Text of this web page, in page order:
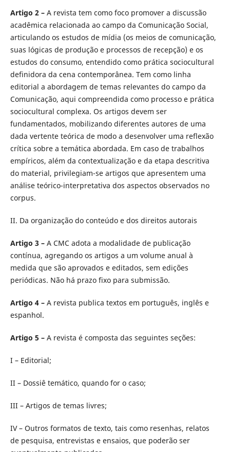
Artigo 2 –A revista tem como foco promover a discussão
acadêmica relacionada ao campo da Comunicação Social,
articulando os estudos de mídia (os meios de comunicação,
suas lógicas de produção e processos de recepção) e os
estudos do consumo, entendido como prática sociocultural
definidora da cena contemporânea. Tem como linha
editorial a abordagem de temas relevantes do campo da
Comunicação, aqui compreendida como processo e prática
sociocultural complexa. Os artigos devem ser
fundamentados, mobilizando diferentes autores de uma
dada vertente teórica de modo a desenvolver uma reflexão
crítica sobre a temática abordada. Em caso de trabalhos
empíricos, além da contextualização e da etapa descritiva
do material, privilegiam-se artigos que apresentem uma
análise teórico-interpretativa dos aspectos observados no
corpus.
II. Da organização do conteúdo e dos direitos autorais
Artigo 3 –A CMC adota a modalidade de publicação
contínua, agregando os artigos a um volume anual à
medida que são aprovados e editados, sem edições
periódicas. Não há prazo fixo para submissão.
Artigo 4 –A revista publica textos em português, inglês e
espanhol.
Artigo 5 –A revista é composta das seguintes seções:
I – Editorial;
II – Dossiê temático, quando for o caso;
III – Artigos de temas livres;
IV – Outros formatos de texto, tais como resenhas, relatos
de pesquisa, entrevistas e ensaios, que poderão ser